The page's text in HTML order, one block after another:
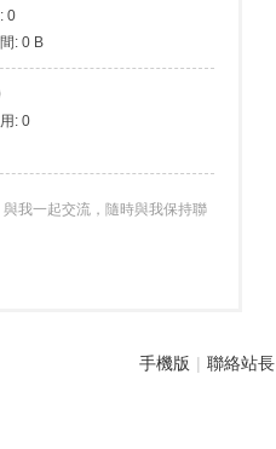
0
: 0 B
: 0
我一起交流，隨時與我保持聯
手機版 | 聯絡站長